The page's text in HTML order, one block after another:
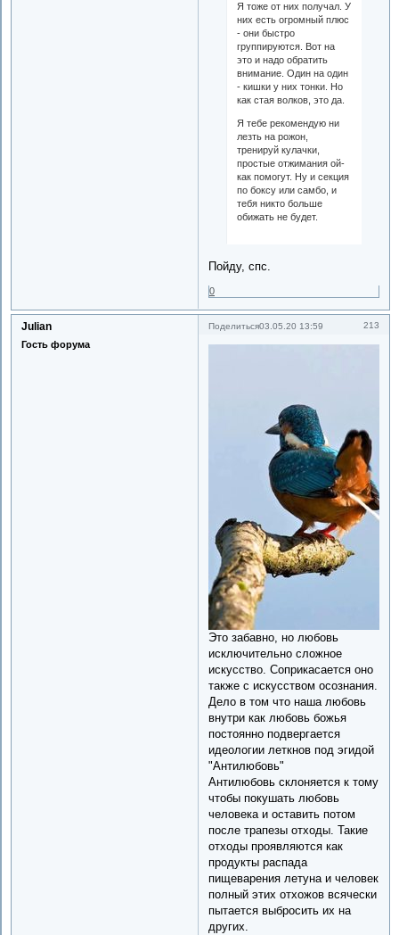
Я тоже от них получал. У
них есть огромный плюс
- они быстро
группируются. Вот на
это и надо обратить
внимание. Один на один
- кишки у них тонки. Но
как стая волков, это да.
Я тебе рекомендую ни
лезть на рожон,
тренируй кулачки,
простые отжимания ой-
как помогут. Ну и секция
по боксу или самбо, и
тебя никто больше
обижать не будет.
Пойду, спс.
0
Поделиться 213
03.05.20 13:59
Julian
Гость форума
Это забавно, но любовь
исключительно сложное
искусство. Соприкасается оно
также с искусством осознания.
Дело в том что наша любовь
внутри как любовь божья
постоянно подвергается
идеологии леткнов под эгидой
"Антилюбовь"
Антилюбовь склоняется к тому
чтобы покушать любовь
человека и оставить потом
после трапезы отходы. Такие
отходы проявляются как
продукты распада
пищеварения летуна и человек
полный этих отхожов всячески
пытается выбросить их на
других.